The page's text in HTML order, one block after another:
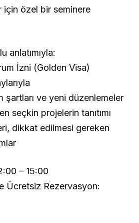
için özel bir seminere
anlatımıyla:
İzni (Golden Visa)
şartları ve yeni düzenlemeler
seçkin projelerin tanıtımı
dikkat edilmesi gereken
– 15:00
Ücretsiz Rezervasyon: